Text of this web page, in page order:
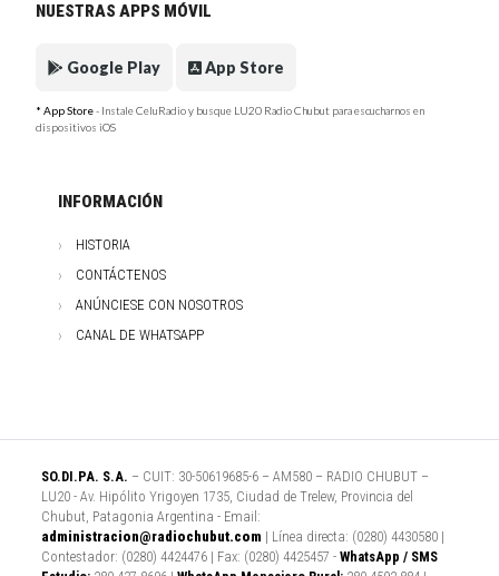
NUESTRAS APPS MÓVIL
Google Play App Store
* App Store- Instale CeluRadio y busque LU20 Radio Chubut para escucharnos en
dispositivos iOS
INFORMACIÓN
HISTORIA
CONTÁCTENOS
ANÚNCIESE CON NOSOTROS
CANAL DE WHATSAPP
SO.DI.PA. S.A. – CUIT: 30-50619685-6 – AM580 – RADIO CHUBUT –
LU20 - Av. Hipólito Yrigoyen 1735, Ciudad de Trelew, Provincia del
Chubut, Patagonia Argentina - Email:
administracion@radiochubut.com | Línea directa: (0280) 4430580 |
Contestador: (0280) 4424476 | Fax: (0280) 4425457 - WhatsApp / SMS